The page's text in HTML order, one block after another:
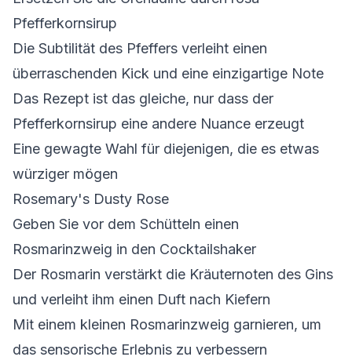
Pfefferkornsirup
Die Subtilität des Pfeffers verleiht einen
überraschenden Kick und eine einzigartige Note
Das Rezept ist das gleiche, nur dass der
Pfefferkornsirup eine andere Nuance erzeugt
Eine gewagte Wahl für diejenigen, die es etwas
würziger mögen
Rosemary's Dusty Rose
Geben Sie vor dem Schütteln einen
Rosmarinzweig in den Cocktailshaker
Der Rosmarin verstärkt die Kräuternoten des Gins
und verleiht ihm einen Duft nach Kiefern
Mit einem kleinen Rosmarinzweig garnieren, um
das sensorische Erlebnis zu verbessern